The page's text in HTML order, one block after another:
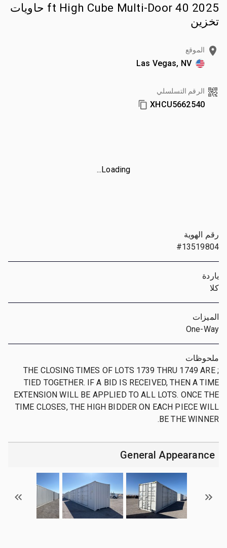
2025 40 ft High Cube Multi-Door حاويات
تخزين
الموقع
Las Vegas, NV
الرقم التسلسلي
XHCU5662540
Loading...
رقم الهوية
#13519804
ياردة
كلا
الميزات
One-Way
ملحوظات
; THE CLOSING TIMES OF LOTS 1739 THRU 1749 ARE
TIED TOGETHER. IF A BID IS RECEIVED, THEN A TIME
EXTENSION WILL BE APPLIED TO ALL LOTS. ONCE THE
TIME CLOSES, THE HIGH BIDDER ON EACH PIECE WILL
BE THE WINNER.
General Appearance